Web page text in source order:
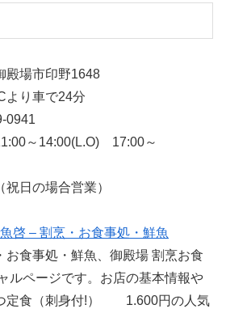
場市印野1648
り車で24分
0941
～14:00(L.O) 17:00～
日の場合営業）
啓 – 割烹・お食事処・鮮魚
お食事処・鮮魚、御殿場 割烹お食
ルページです。お店の基本情報や
定食（刺身付!） 1.600円の人気